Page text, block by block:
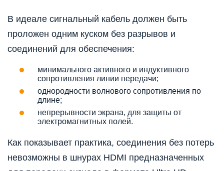
В идеале сигнальный кабель должен быть
проложен одним куском без разрывов и
соединений для обеспечения:
минимального активного и индуктивного
сопротивления линии передачи;
однородности волнового сопротивления по
длине;
непрерывности экрана, для защиты от
электромагнитных полей.
Как показывает практика, соединения без потерь
невозможны в шнурах HDMI предназначенных